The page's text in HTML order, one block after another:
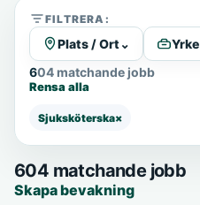
FILTRERA:
Plats / Ort ⌄ Yrke
604 matchande jobb
Rensa alla
Sjuksköterska×
604 matchande jobb
Skapa bevakning